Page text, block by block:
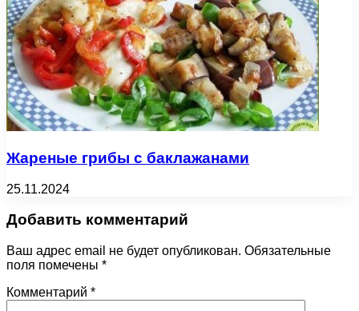
Жареные грибы с баклажанами
25.11.2024
Добавить комментарий
Ваш адрес email не будет опубликован. Обязательные
поля помечены *
Комментарий *